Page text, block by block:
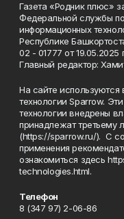
Газета «Родник плюс»
Федеральной службы
информационных
Республике
02 - 01777 от 19.05.2025
Главный редактор:
На сайте
технологии Sparrow.
технологии внедрены
принадлежат третьему
(https://sparrow.ru/). С
применения
ознакомиться здесь
technologies.html.
Телефон
8 (347 97) 2-06-86